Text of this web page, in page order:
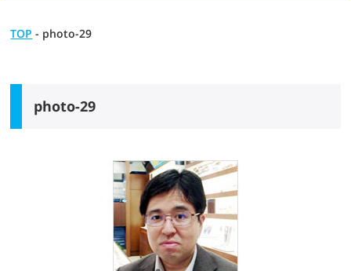
メガネドラッグについて
TOP - photo-29
photo-29